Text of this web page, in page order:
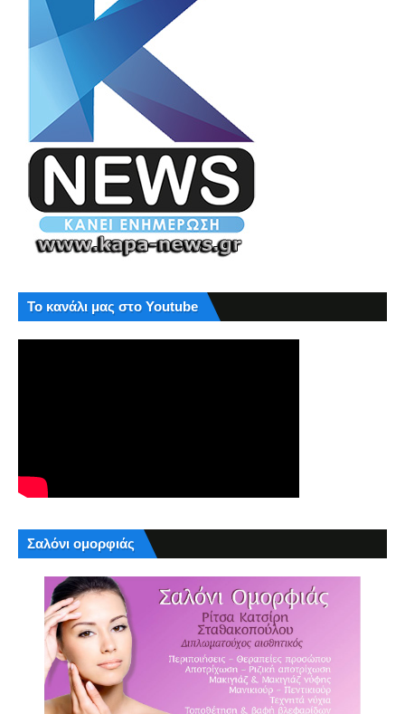
Το κανάλι μας στο Youtube
Σαλόνι ομορφιάς